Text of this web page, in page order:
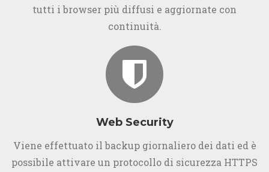
tutti i browser più diffusi e aggiornate con
continuità.
Web Security
Viene effettuato il backup giornaliero dei dati ed è
possibile attivare un protocollo di sicurezza HTTPS